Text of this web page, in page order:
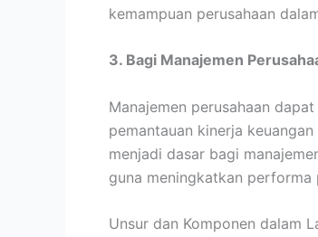
kemampuan perusahaan
3. Bagi Manajemen
Manajemen perusahaan
pemantauan kinerja
menjadi dasar bagi
guna meningkatkan performa
Unsur dan Komponen dalam